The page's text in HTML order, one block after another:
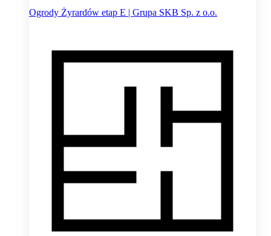
Ogrody Żyrardów etap E | Grupa SKB Sp. z o.o.